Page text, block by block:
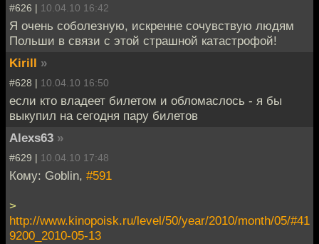
#626 | 10.04.10 16:42
Я очень соболезную, искренне сочувствую людям
Польши в связи с этой страшной катастрофой!
Kirill »
#628 | 10.04.10 16:50
если кто владеет билетом и обломаслось - я бы
выкупил на сегодня пару билетов
Alexs63 »
#629 | 10.04.10 17:48
Кому: Goblin, #591
>
http://www.kinopoisk.ru/level/50/year/2010/month/05/#41
9200_2010-05-13